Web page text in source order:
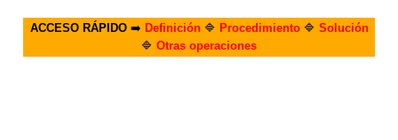
ACCESO RÁPIDO➡️ Definición🔷 Procedimiento🔷 Solución
🔷 Otras operaciones